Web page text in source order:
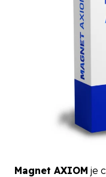
Magnet AXIOM je